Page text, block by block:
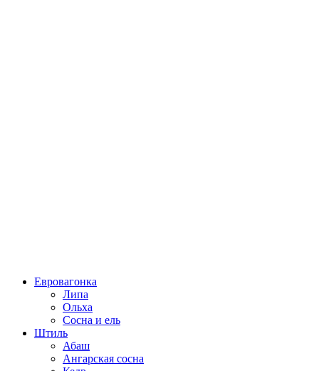
Евровагонка
Липа
Ольха
Сосна и ель
Штиль
Абаш
Ангарская сосна